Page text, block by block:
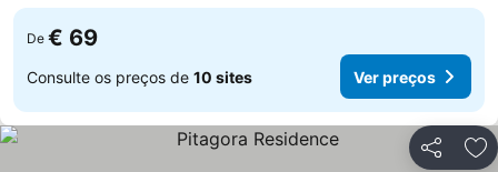
De € 69
Consulte os preços de 10 sites Ver preços
Partilhar